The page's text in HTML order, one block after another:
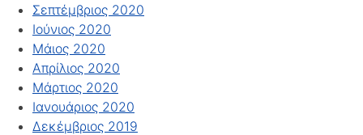
Σεπτέμβριος 2020
Ιούνιος 2020
Μάιος 2020
Απρίλιος 2020
Μάρτιος 2020
Ιανουάριος 2020
Δεκέμβριος 2019